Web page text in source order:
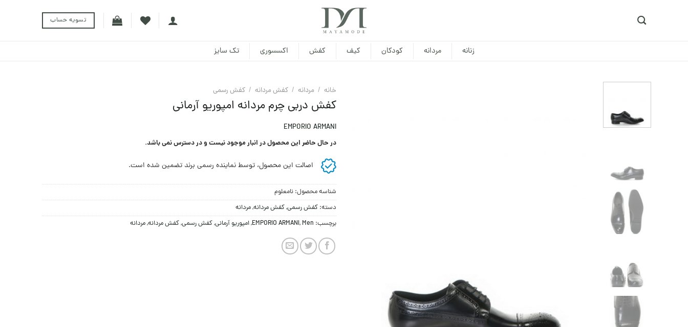
تسویه حساب
زنانه مردانه کودکان کیف کفش اکسسوری تک سایز
خانه / مردانه / کفش مردانه / کفش رسمی
کفش دربی چرم مردانه امپوریو آرمانی
EMPORIO ARMANI
در حال حاضر این محصول در انبار موجود نیست و در دسترس نمی باشد.
اصالت این محصول، توسط نماینده رسمی برند تضمین شده است.
شناسه محصول: نامعلوم
دسته: کفش رسمی,کفش مردانه,مردانه
برچسب:
EMPORIO ARMANI, Men
,امپوریو آرمانی,کفش رسمی,کفش مردانه,مردانه